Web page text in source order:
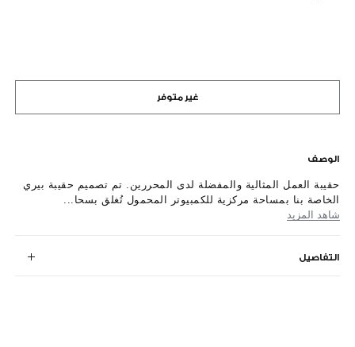
غير متوفر
الوصف
حقيبة العمل المثالية والمفضلة لدى المحررين. تم تصميم حقيبة بيري
الخاصة بنا بمساحة مركزية للكمبيوتر المحمول تُغلق بسحا...
شاهد المزيد
التفاصيل